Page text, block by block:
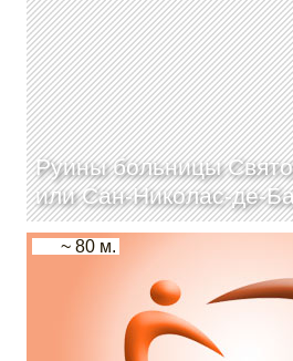
Руины больницы
или Сан-Николас-де-
~ 80 м.